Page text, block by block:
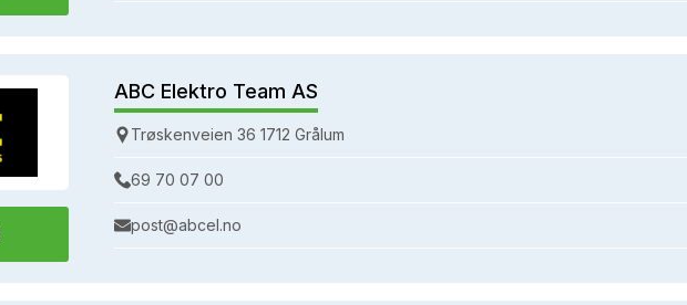
ABC Elektro Team AS
Trøskenveien 36 1712 Grålum
69 70 07 00
post@abcel.no